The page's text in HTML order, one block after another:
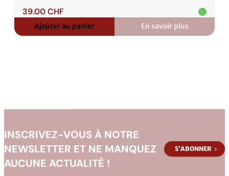
39.00CHF
Ajouter au panier En savoir plus
:
Les
INSCRIVEZ-VOUS À NOTRE
NEWSLETTER ET NE MANQUEZ
AUCUNE ACTUALITÉ !
S’ABONNER